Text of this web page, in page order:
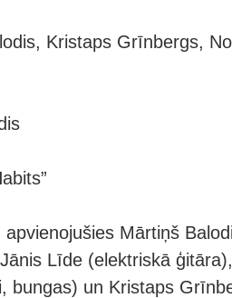
Kristaps Grīnbergs,
apvienojušies Mārtiņš
Līde (elektriskā
bungas) un Kristaps